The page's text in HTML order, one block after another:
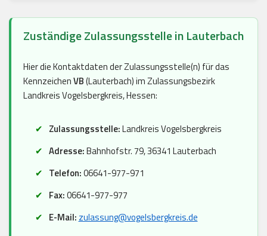
Zuständige Zulassungsstelle in Lauterbach
Hier die Kontaktdaten der Zulassungsstelle(n) für das
KennzeichenVB(Lauterbach) im Zulassungsbezirk
Landkreis Vogelsbergkreis, Hessen:
Zulassungsstelle:Landkreis Vogelsbergkreis
Adresse:Bahnhofstr. 79, 36341 Lauterbach
Telefon:06641-977-971
Fax:06641-977-977
E-Mail: zulassung@vogelsbergkreis.de